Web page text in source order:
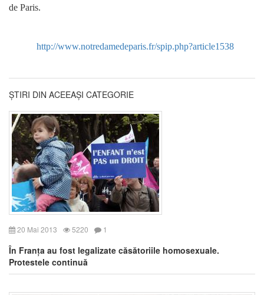
de Paris.
http://www.notredamedeparis.fr/spip.php?article1538
ȘTIRI DIN ACEEAȘI CATEGORIE
20 Mai 2013 5220 1
În Franța au fost legalizate căsătoriile homosexuale.
Protestele continuă